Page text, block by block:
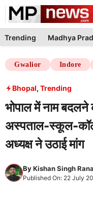
Skip
content
Trending Madhya
Gwalior Indore
Bhopal, Trending
भोपाल में नाम बदलने
अस्पताल-स्कूल-
अध्यक्ष ने उठाई मांग
ByKishan Singh Rana
Published On: 22 July